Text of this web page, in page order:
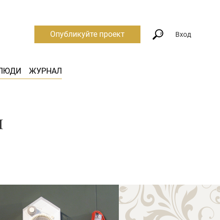
ЖУРНАЛ
Опубликуйте проект Вход